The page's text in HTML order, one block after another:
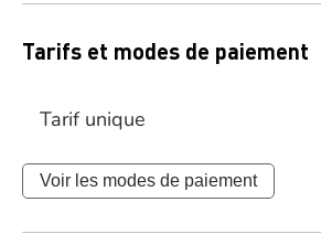
Tarifs et modes de paiement
Tarif unique
Voir les modes de paiement